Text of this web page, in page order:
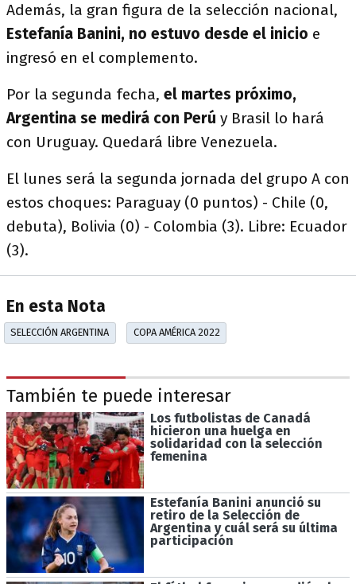
Además, la gran figura de la selección nacional,
Estefanía Banini, no estuvo desde el inicio e
ingresó en el complemento.
Por la segunda fecha, el martes próximo,
Argentina se medirá con Perú y Brasil lo hará
con Uruguay. Quedará libre Venezuela.
El lunes será la segunda jornada del grupo A con
estos choques: Paraguay (0 puntos) - Chile (0,
debuta), Bolivia (0) - Colombia (3). Libre: Ecuador
(3).
En esta Nota
SELECCIÓN ARGENTINA COPA AMÉRICA 2022
También te puede interesar
Los futbolistas de Canadá
hicieron una huelga en
solidaridad con la selección
femenina
Estefanía Banini anunció su
retiro de la Selección de
Argentina y cuál será su última
participación